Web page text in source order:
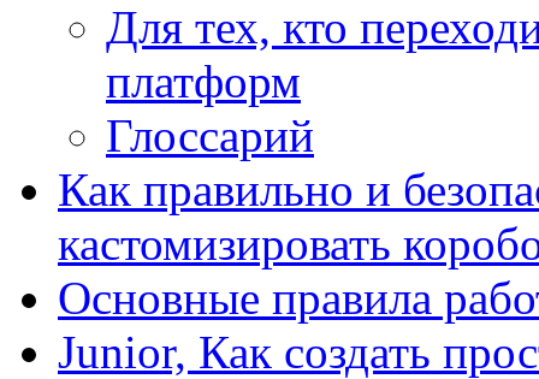
Для тех, кто
платформ
Глоссарий
Как правильно и
кастомизировать
Основные правила
Junior, Как создать